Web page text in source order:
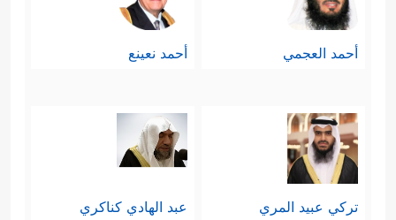
بالبداهة إلى نتيجة أنَّ هذا الخلق إنَّما هو
ملكٌ لله بحُكم أنَّه مخلوق لله
ٱلسَّمَـٰوَ ٰ⁠تِ وَمَا فِی ٱلۡأَرۡضِۚ وَإِنَّ ٱللَّهَ لَهُوَ ٱلۡغَنِیُّ
ٱلۡحَمِیدُ﴾.
خامسًا: بناء على ما تقدَّم؛ فالذي يخلق
أحمد العجمي أحمد نعينع
تركي عبيد المري عبد الهادي كناكري